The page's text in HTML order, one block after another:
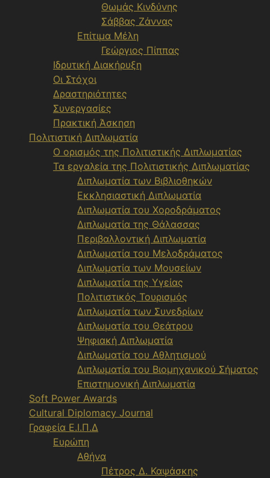
Θωμάς Κινδύνης
Σάββας Ζάννας
Επίτιμα Μέλη
Γεώργιος Πίππας
Ιδρυτική Διακήρυξη
Οι Στόχοι
Δραστηριότητες
Συνεργασίες
Πρακτική Άσκηση
Πολιτιστική Διπλωματία
Ο ορισμός της Πολιτιστικής Διπλωματίας
Τα εργαλεία της Πολιτιστικής Διπλωματίας
Διπλωματία των Βιβλιοθηκών
Εκκλησιαστική Διπλωματία
Διπλωματία του Χοροδράματος
Διπλωματία της Θάλασσας
Περιβαλλοντική Διπλωματία
Διπλωματία του Μελοδράματος
Διπλωματία των Μουσείων
Διπλωματία της Υγείας
Πολιτιστικός Τουρισμός
Διπλωματία των Συνεδρίων
Διπλωματία του Θεάτρου
Ψηφιακή Διπλωματία
Διπλωματία του Αθλητισμού
Διπλωματία του Βιομηχανικού Σήματος
Επιστημονική Διπλωματία
Soft Power Awards
Cultural Diplomacy Journal
Γραφεία Ε.Ι.Π.Δ
Ευρώπη
Αθήνα
Πέτρος Δ. Καψάσκης